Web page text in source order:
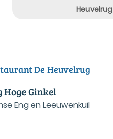
Heuvelrug
De Heuvelrug
Ginkel
Eng en Leeuwenkuil